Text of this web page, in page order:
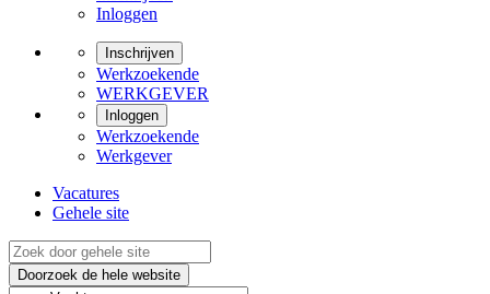
Inloggen
Inschrijven
Werkzoekende
WERKGEVER
Inloggen
Werkzoekende
Werkgever
Vacatures
Gehele site